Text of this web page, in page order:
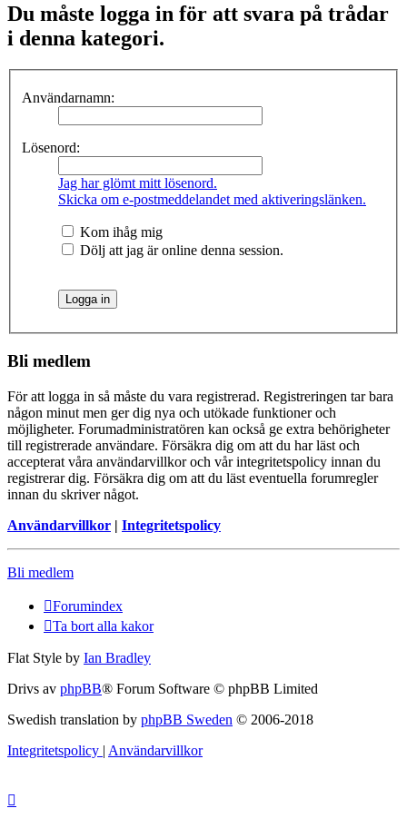
Du måste logga in för att svara på trådar
i denna kategori.
Användarnamn:
Lösenord:
Jag har glömt mitt lösenord.
Skicka om e-postmeddelandet med aktiveringslänken.
Kom ihåg mig
Dölj att jag är online denna session.
Bli medlem
För att logga in så måste du vara registrerad. Registreringen tar bara
någon minut men ger dig nya och utökade funktioner och
möjligheter. Forumadministratören kan också ge extra behörigheter
till registrerade användare. Försäkra dig om att du har läst och
accepterat våra användarvillkor och vår integritetspolicy innan du
registrerar dig. Försäkra dig om att du läst eventuella forumregler
innan du skriver något.
Användarvillkor | Integritetspolicy
Bli medlem
Forumindex
Ta bort alla kakor
Flat Style by Ian Bradley
Drivs av phpBB® Forum Software © phpBB Limited
Swedish translation by phpBB Sweden © 2006-2018
Integritetspolicy | Användarvillkor